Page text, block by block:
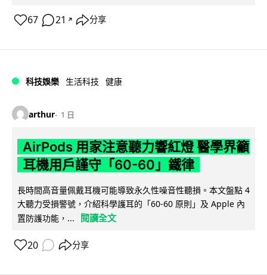
67 21 ↗ 分享
科技娛樂 生活科技 健康
arthur 1 日
AirPods 用家注意聽力響紅燈 醫學界籲
耳機用戶謹守「60-60」鐵律
長時間高音量佩戴耳機可能導致永久性噪音性聽損。本文盤點 4
大聽力受損警號，介紹科學護耳的「60-60 原則」及 Apple 內
置防護功能，...
閱讀全文
20 分享